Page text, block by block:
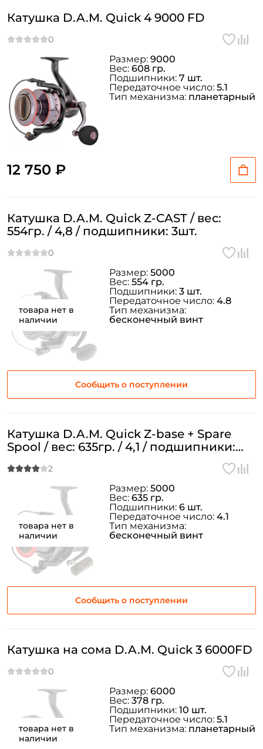
Катушка D.A.M. Quick 4 9000 FD
12 750 ₽
Размер: 9000
Вес: 608 гр.
Подшипники: 7 шт.
Передаточное число: 5.1
Тип механизма: планетарный
товара нет в
наличии
Катушка D.A.M. Quick Z-CAST / вес:
554гр. / 4,8 / подшипники: 3шт.
Сообщить о поступлении
Размер: 5000
Вес: 554 гр.
Подшипники: 3 шт.
Передаточное число: 4.8
Тип механизма:
бесконечный винт
товара нет в
наличии
Катушка D.A.M. Quick Z-base + Spare
Spool / вес: 635гр. / 4,1 / подшипники:
Сообщить о поступлении
Размер: 5000
Вес: 635 гр.
Подшипники: 6 шт.
Передаточное число: 4.1
Тип механизма:
бесконечный винт
товара нет в
наличии
Катушка на сома D.A.M. Quick 3 6000FD
Размер: 6000
Вес: 378 гр.
Подшипники: 10 шт.
Передаточное число: 5.1
Тип механизма: планетарный